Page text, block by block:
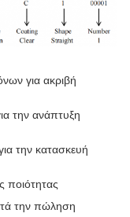
για ακριβή
την ανάπτυξη
την κατασκευή
ποιότητας
την πώληση